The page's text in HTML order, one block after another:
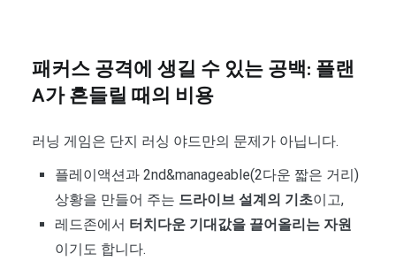
패커스 공격에 생길 수 있는 공백: 플랜
A가 흔들릴 때의 비용
러닝 게임은 단지 러싱 야드만의 문제가 아닙니다.
플레이액션과 2nd&manageable(2다운 짧은 거리)
상황을 만들어 주는 드라이브 설계의 기초이고,
레드존에서 터치다운 기대값을 끌어올리는 자원
이기도 합니다.